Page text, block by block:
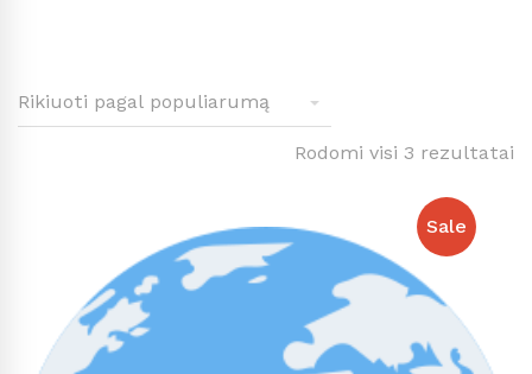
Rodomi visi 3 rezultatai
Sale